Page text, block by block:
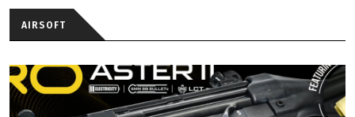
AIRSOFT